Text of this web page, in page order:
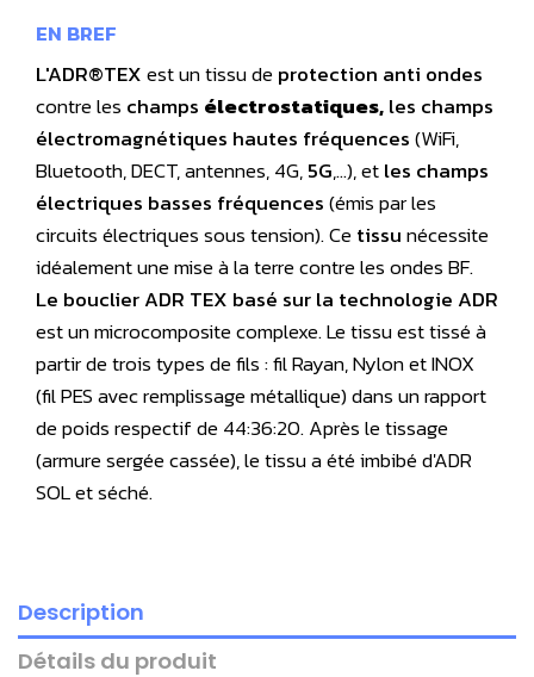
EN BREF
L'ADR®TEXest un tissu deprotection anti ondes
contre les champs électrostatiques,les champs
électromagnétiques hautes fréquences(WiFi,
Bluetooth, DECT, antennes, 4G,5G,…), etles champs
électriques basses fréquences(émis par les
circuits électriques sous tension). Cetissunécessite
idéalement une mise à la terre contre les ondes BF.
Le bouclier ADR TEX basé sur la technologie ADR
est un microcomposite complexe. Le tissu est tissé à
partir de trois types de fils : fil Rayan, Nylon et INOX
(fil PES avec remplissage métallique) dans un rapport
de poids respectif de 44:36:20. Après le tissage
(armure sergée cassée), le tissu a été imbibé d'ADR
SOL et séché.
Description
Détails du produit